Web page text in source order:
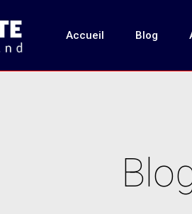
Accueil Blog